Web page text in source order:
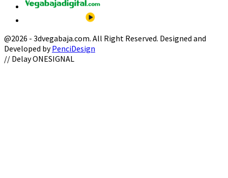
@2026 - 3dvegabaja.com. All Right Reserved. Designed and
Developed byPenciDesign
Facebook
Twitter
Instagram
Youtube
Email
// Delay ONESIGNAL